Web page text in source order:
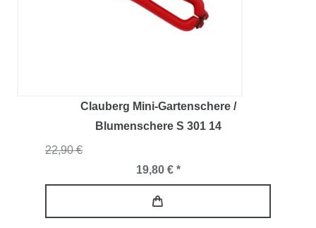
Clauberg Mini-Gartenschere /
Blumenschere S 301 14
22,90 €
19,80 € *